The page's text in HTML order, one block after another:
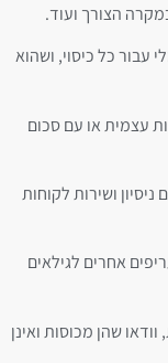
הצורך ועוד.
עבור כל כיסוי, ושהוא
עצמית או עם סכום
ושירות לקוחות
אחרים לגילאים
שהן מכוסות ואינן